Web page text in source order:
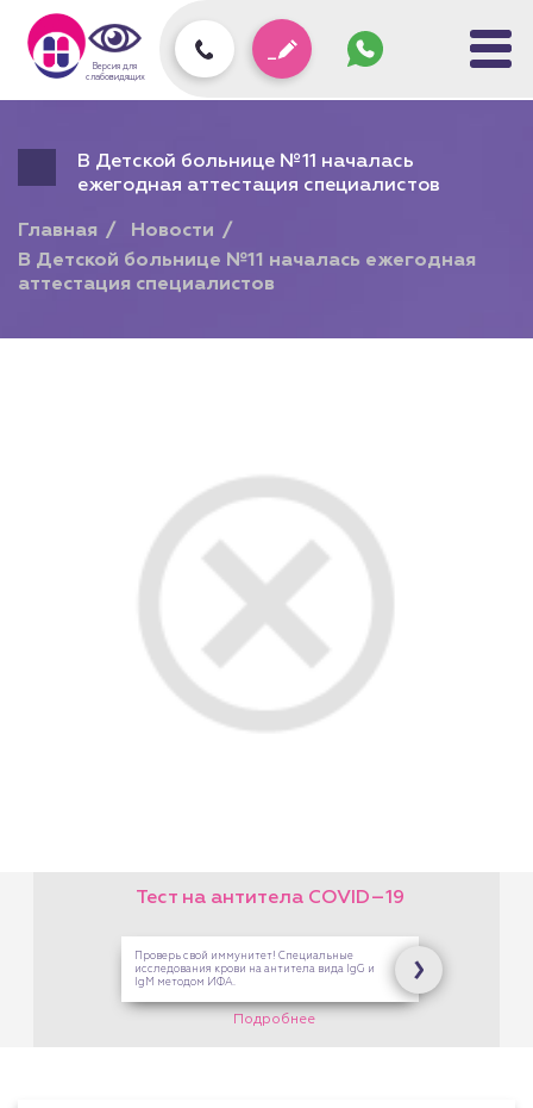
Версия для
слабовидящих
В Детской больнице №11 началась
ежегодная аттестация специалистов
Главная
Новости
В Детской больнице №11 началась ежегодная
аттестация специалистов
Тест на антитела COVID–19
Проверь свой иммунитет! Специальные
исследования крови на антитела вида IgG и
IgM методом ИФА.
Подробнее